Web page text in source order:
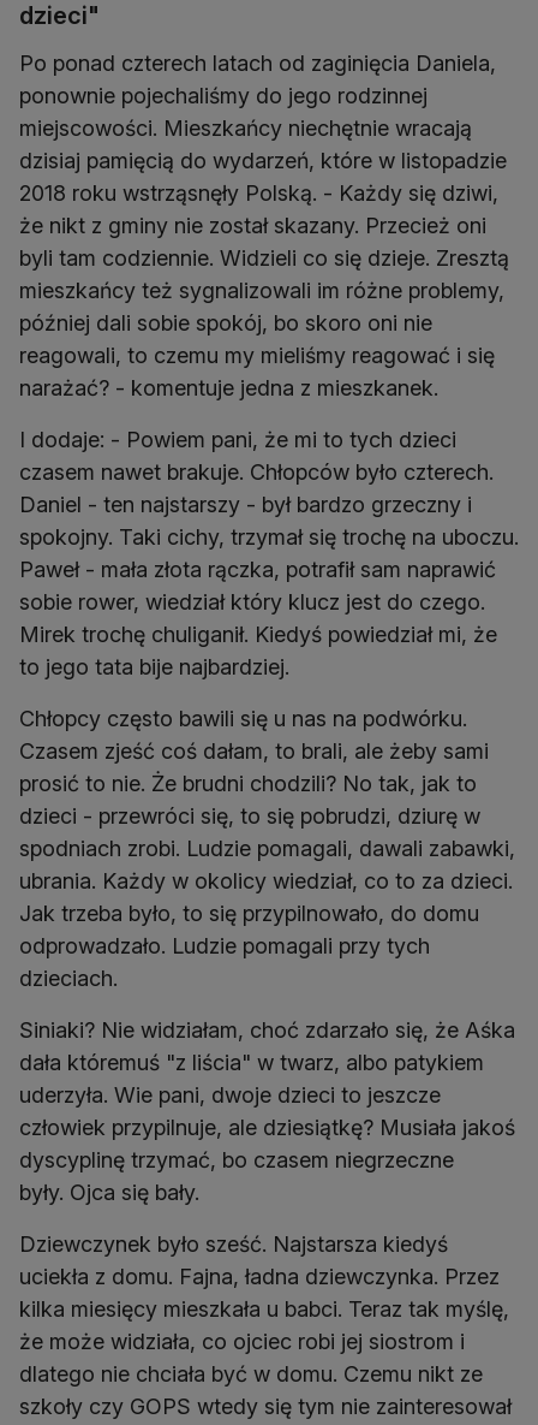
dzieci"
Po ponad czterech latach od zaginięcia Daniela,
ponownie pojechaliśmy do jego rodzinnej
miejscowości. Mieszkańcy niechętnie wracają
dzisiaj pamięcią do wydarzeń, które w listopadzie
2018 roku wstrząsnęły Polską. - Każdy się dziwi,
że nikt z gminy nie został skazany. Przecież oni
byli tam codziennie. Widzieli co się dzieje. Zresztą
mieszkańcy też sygnalizowali im różne problemy,
później dali sobie spokój, bo skoro oni nie
reagowali, to czemu my mieliśmy reagować i się
narażać? - komentuje jedna z mieszkanek.
I dodaje: - Powiem pani, że mi to tych dzieci
czasem nawet brakuje. Chłopców było czterech.
Daniel - ten najstarszy - był bardzo grzeczny i
spokojny. Taki cichy, trzymał się trochę na uboczu.
Paweł - mała złota rączka, potrafił sam naprawić
sobie rower, wiedział który klucz jest do czego.
Mirek trochę chuliganił. Kiedyś powiedział mi, że
to jego tata bije najbardziej.
Chłopcy często bawili się u nas na podwórku.
Czasem zjeść coś dałam, to brali, ale żeby sami
prosić to nie. Że brudni chodzili? No tak, jak to
dzieci - przewróci się, to się pobrudzi, dziurę w
spodniach zrobi. Ludzie pomagali, dawali zabawki,
ubrania. Każdy w okolicy wiedział, co to za dzieci.
Jak trzeba było, to się przypilnowało, do domu
odprowadzało. Ludzie pomagali przy tych
dzieciach.
Siniaki? Nie widziałam, choć zdarzało się, że Aśka
dała któremuś "z liścia" w twarz, albo patykiem
uderzyła. Wie pani, dwoje dzieci to jeszcze
człowiek przypilnuje, ale dziesiątkę? Musiała jakoś
dyscyplinę trzymać, bo czasem niegrzeczne
były. Ojca się bały.
Dziewczynek było sześć. Najstarsza kiedyś
uciekła z domu. Fajna, ładna dziewczynka. Przez
kilka miesięcy mieszkała u babci. Teraz tak myślę,
że może widziała, co ojciec robi jej siostrom i
dlatego nie chciała być w domu. Czemu nikt ze
szkoły czy GOPS wtedy się tym nie zainteresował